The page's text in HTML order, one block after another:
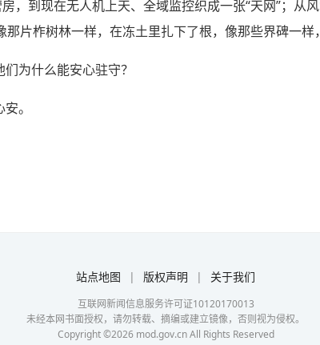
，到现在无人机上天、全域监控织成一张“天网”；从
片柞树林一样，在冻土里扎下了根，像那些界碑一样
为什么能安心驻守？
。
站点地图 | 版权声明 | 关于我们
互联网新闻信息服务许可证10120170013
未经本网书面授权，请勿转载、摘编或建立镜像，否则视为侵权。
Copyright ©2026mod.gov.cn All Rights Reserved